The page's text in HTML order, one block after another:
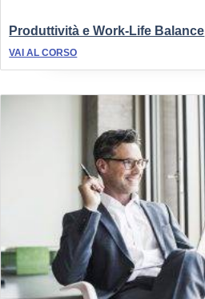
Produttività e Work-Life Balance
VAI AL CORSO